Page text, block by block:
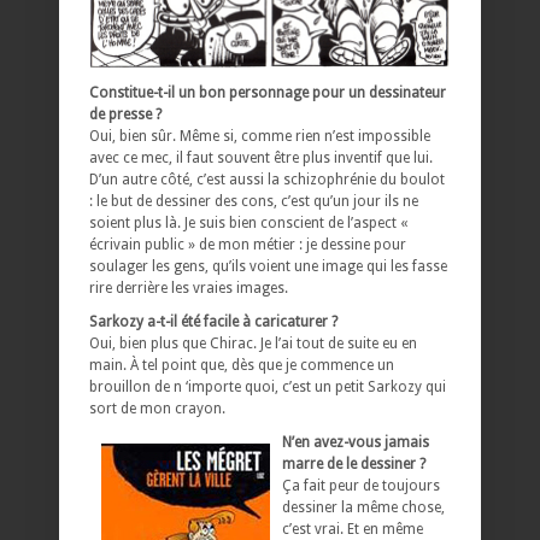
Constitue-t-il un bon personnage pour un dessinateur
de presse ?
Oui, bien sûr. Même si, comme rien n’est impossible
avec ce mec, il faut souvent être plus inventif que lui.
D’un autre côté, c’est aussi la schizophrénie du boulot
: le but de dessiner des cons, c’est qu’un jour ils ne
soient plus là. Je suis bien conscient de l’aspect «
écrivain public » de mon métier : je dessine pour
soulager les gens, qu’ils voient une image qui les fasse
rire derrière les vraies images.
Sarkozy a-t-il été facile à caricaturer ?
Oui, bien plus que Chirac. Je l’ai tout de suite eu en
main. À tel point que, dès que je commence un
brouillon de n ‘importe quoi, c’est un petit Sarkozy qui
sort de mon crayon.
N’en avez-vous jamais
marre de le dessiner ?
Ça fait peur de toujours
dessiner la même chose,
c’est vrai. Et en même